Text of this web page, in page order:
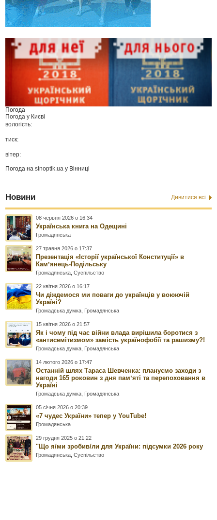
Погода
Погода у Києві
вологість:
тиск:
вітер:
Погода наsinoptik.ua у Вінниці
Новини Дивитися всі
08 червня 2026 о 16:34
Українська книга на Одещині
Громадянська
27 травня 2026 о 17:37
Презентація «Історії української Конституції» в
Камʼянець-Подільську
Громадянська ,Суспільство
22 квітня 2026 о 16:17
Чи діждемося ми поваги до українців у воюючій
Україні?
Громадська думка Громадянська
15 квітня 2026 о 21:57
Як і чому під час війни влада вирішила боротися з
«антисемітизмом» замість українофобії та рашизму?!
Громадська думка Громадянська
14 лютого 2026 о 17:47
Останній шлях Тараса Шевченка: плануємо заходи з
нагоди 165 роковин з дня памʼяті та перепоховання в
Україні
Громадська думка Громадянська
05 січня 2026 о 20:39
«7 чудес України» тепер у YouTube!
Громадянська
29 грудня 2025 о 21:22
"Що я/ми зробив/ли для України: підсумки 2026 року
Громадянська ,Суспільство